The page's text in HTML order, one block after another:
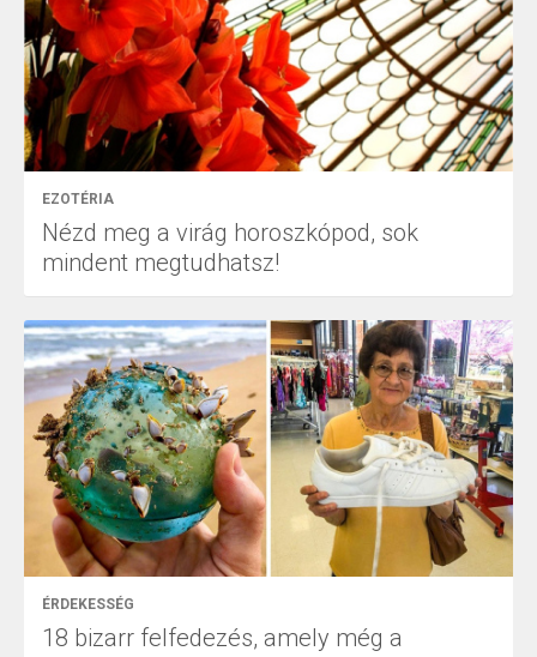
EZOTÉRIA
Nézd meg a virág horoszkópod, sok
mindent megtudhatsz!
ÉRDEKESSÉG
18 bizarr felfedezés, amely még a